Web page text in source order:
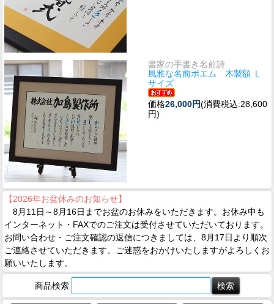
書家の手書き名前詩
風雅な名前ポエム 木製額 Ｌ
サイズ
価格26,000円(消費税込:28,600
円)
【2026年お盆休みのお知らせ】
8月11日～8月16日までお盆のお休みをいただきます。お休み中も
インターネット・FAXでのご注文は受付させていただいております。
お問い合わせ・ご注文確認の返信につきましては、8月17日より順次
ご連絡させていただきます。ご迷惑をおかけいたしますがよろしくお
願いいたします。
商品検索